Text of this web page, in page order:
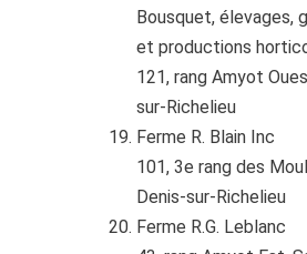
Bousquet, élevages,
et productions
121, rang Amyot
sur-Richelieu
Ferme R. Blain Inc
101, 3e rang des
Denis-sur-Richelieu
Ferme R.G. Leblanc